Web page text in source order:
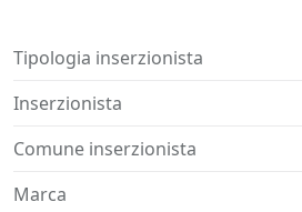
Tipologia inserzionista
Inserzionista
Comune inserzionista
Marca